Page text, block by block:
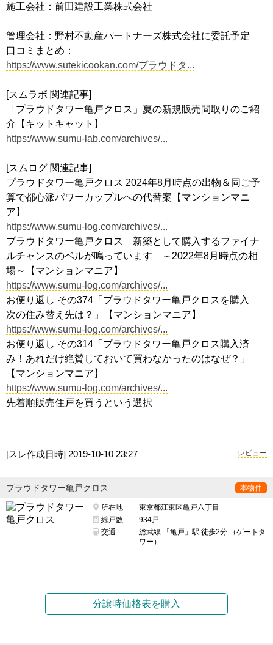
施工会社：前田建設工業株式会社
管理会社：野村不動産パートナーズ株式会社に委託予定
口コミまとめ：
https://www.sutekicookan.com/プラウドタ...
[スムラボ 関連記事]
「プラウドタワー亀戸クロス」夏の新規販売間取りのご紹
介【キットキャット】
https://www.sumu-lab.com/archives/...
[スムログ 関連記事]
プラウドタワー亀戸クロス 2024年8月時点の出物＆同ご予
算で都心派パワーカップルへの代替案【マンションマニ
ア】
https://www.sumu-log.com/archives/...
プラウドタワー亀戸クロス 新築として購入するファイナ
ルチャンスのベルが鳴っています ～2022年8月時点の相
場～【マンションマニア】
https://www.sumu-log.com/archives/...
お便り返し その374「プラウドタワー亀戸クロスを購入
次の住み替え先は？」【マンションマニア】
https://www.sumu-log.com/archives/...
お便り返し その314「プラウドタワー亀戸クロス購入済
み！あれだけ絶賛しておいて買わなかったのはなぜ？」
【マンションマニア】
https://www.sumu-log.com/archives/...
先着順販売住戸を買うという選択
[スレ作成日時] 2019-10-10 23:27 レビュー
プラウドタワー亀戸クロス 本物件
所在地
東京都江東区亀戸六丁目
総戸数
934戸
交通
総武線 「亀戸」駅 徒歩2分 （ゲートタ
ワー）
分譲時価格表を購入